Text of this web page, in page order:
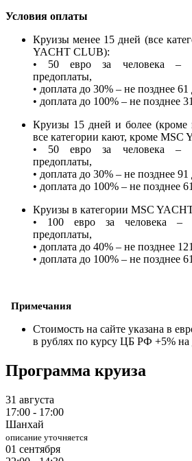
Условия оплаты
Круизы менее 15 дней (все
YACHT CLUB):
• 50 евро за человека –
предоплаты,
• доплата до 30% – не позднее
• доплата до 100% – не позднее
Круизы 15 дней и более (кроме
все категории кают, кроме MSC
• 50 евро за человека –
предоплаты,
• доплата до 30% – не позднее
• доплата до 100% – не позднее
Круизы в категории MSC
• 100 евро за человека –
предоплаты,
• доплата до 40% – не позднее
• доплата до 100% – не позднее
Примечания
Стоимость на сайте указана в
в рублях по курсу ЦБ РФ +5% на
Программа круиза
31 августа
17:00 - 17:00
Шанхай
описание уточняется
01 сентября